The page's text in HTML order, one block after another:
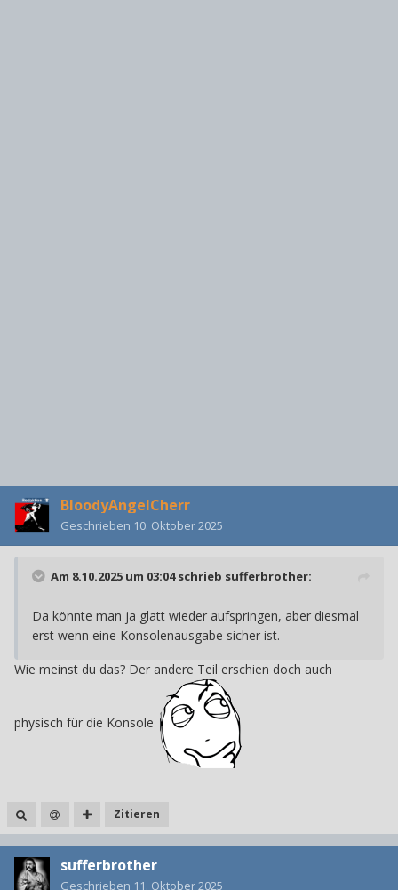
BloodyAngelCherr
Geschrieben 10. Oktober 2025
Am 8.10.2025 um 03:04 schrieb sufferbrother:
Da könnte man ja glatt wieder aufspringen, aber diesmal
erst wenn eine Konsolenausgabe sicher ist.
Wie meinst du das? Der andere Teil erschien doch auch
physisch für die Konsole
Zitieren
sufferbrother
Geschrieben 11. Oktober 2025